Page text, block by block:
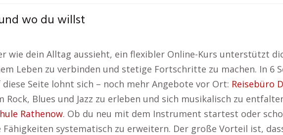
wo du willst
wie dein Alltag aussieht, ein flexibler Online-Kurs unterstützt
Leben zu verbinden und stetige Fortschritte zu machen. In 6
Seite lohnt sich – noch mehr Angebote vor Ort: Reisebüro
Blues und Jazz zu erleben und sich musikalisch zu
Rathenow. Ob du neu mit dem Instrument startest oder
systematisch zu erweitern. Der große Vorteil ist,